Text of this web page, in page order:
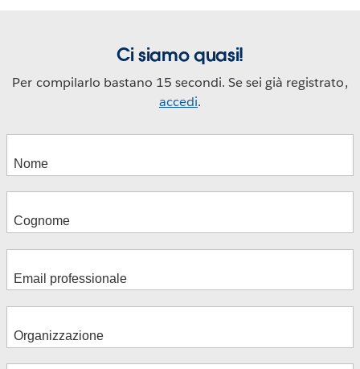
Ci siamo quasi!
Per compilarlo bastano 15 secondi. Se sei già registrato,
accedi.